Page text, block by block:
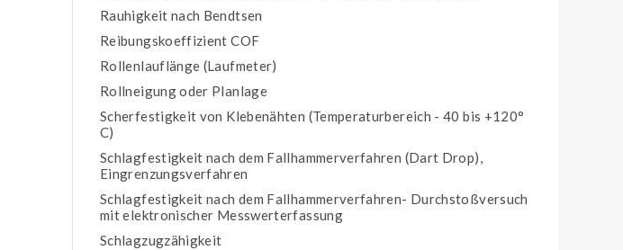
Rauhigkeit nach Bendtsen
Reibungskoeffizient COF
Rollenlauflänge (Laufmeter)
Rollneigung oder Planlage
Scherfestigkeit von Klebenähten (Temperaturbereich - 40 bis +120°
C)
Schlagfestigkeit nach dem Fallhammerverfahren (Dart Drop),
Eingrenzungsverfahren
Schlagfestigkeit nach dem Fallhammerverfahren- Durchstoßversuch
mit elektronischer Messwerterfassung
Schlagzugzähigkeit